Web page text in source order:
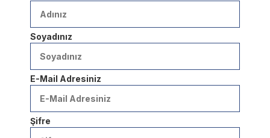
Soyadınız
E-Mail Adresiniz
Şifre